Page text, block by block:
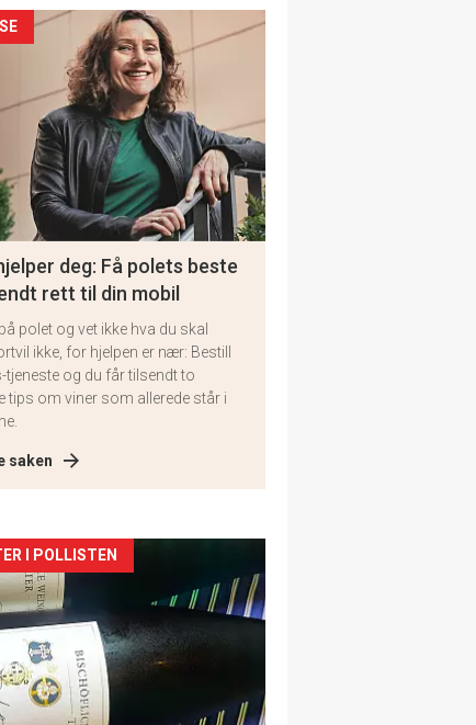
deg: Få polets beste
rett til din mobil
polet og vet ikke hva du skal
ikke, for hjelpen er nær: Bestill
tjeneste og du får tilsendt to
tips om viner som allerede står i
saken
I POLLISTEN